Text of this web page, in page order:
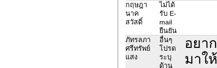
กฤษฎา
นาค
สวัสดิ์
ไม่ได้
รับ E-
mail
ยืนยัน
ภัทรลภา
ศรีทรัพย์
แสง
อื่นๆ
โปรด
ระบุ
ด้าน
อยา
มาใ